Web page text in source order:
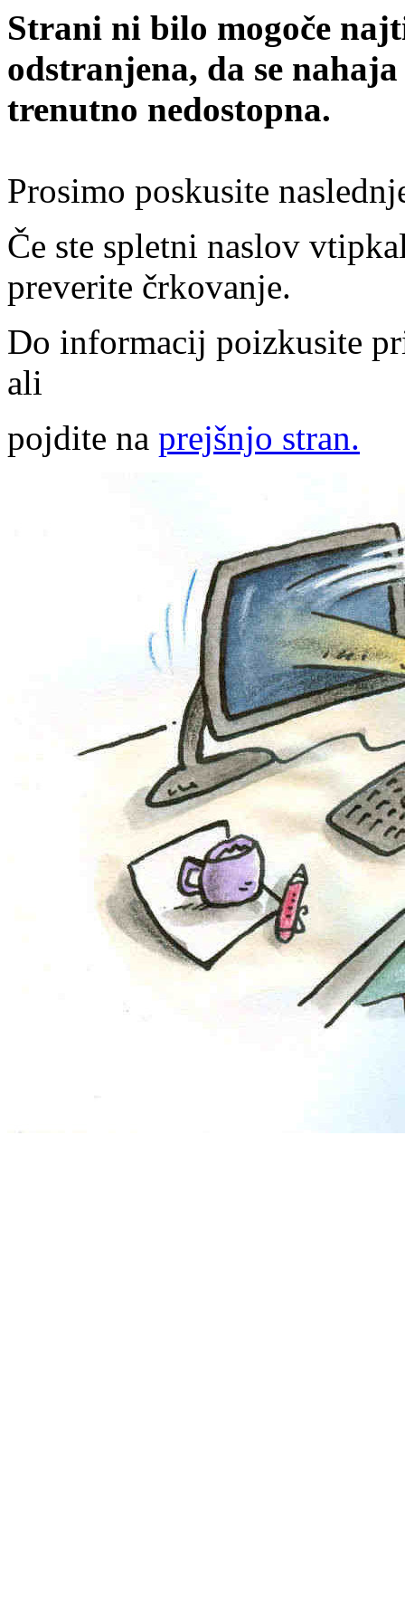
Strani ni bilo mogoče
odstranjena, da se
trenutno nedostopna.
Prosimo poskusite
Če ste spletni naslov
preverite črkovanje.
Do informacij poizkusite
ali
pojdite na prejšnjo stran.